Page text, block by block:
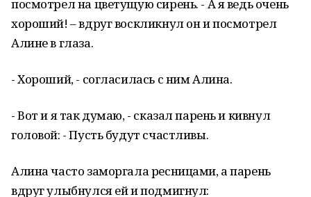
посмотрел на цветущую сирень. - А я ведь очень
хороший! – вдруг воскликнул он и посмотрел
Алине в глаза.
- Хороший, - согласилась с ним Алина.
- Вот и я так думаю, - сказал парень и кивнул
головой: - Пусть будут счастливы.
Алина часто заморгала ресницами, а парень
вдруг улыбнулся ей и подмигнул: